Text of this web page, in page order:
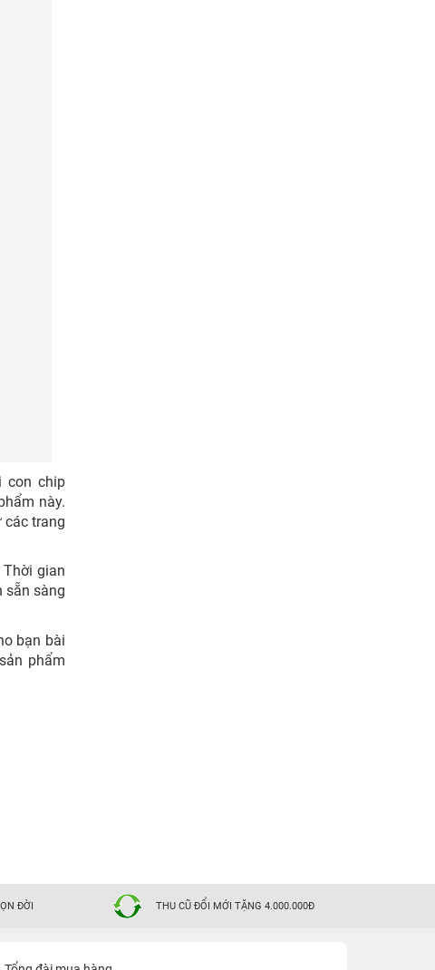
con chip
này.
các trang
Thời gian
sẵn sàng
bạn bài
phẩm
ĐỜI THU CŨ ĐỔI MỚI TẶNG 4.000.000Đ